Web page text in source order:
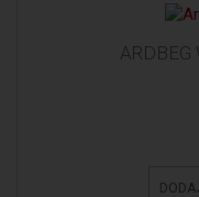
ARDBEG